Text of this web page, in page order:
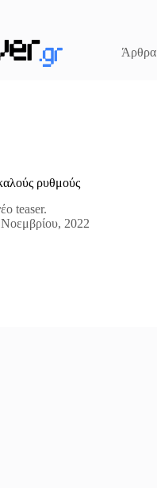
Άρθρα
ρυθμούς
teaser.
2022